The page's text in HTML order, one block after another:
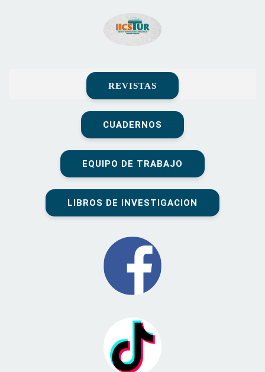
REVISTAS
CUADERNOS
EQUIPO DE TRABAJO
LIBROS DE INVESTIGACION